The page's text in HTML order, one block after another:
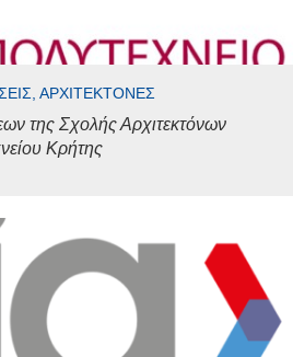
ΑΡΧΙΤΈΚΤΟΝΕΣ
της Σχολής Αρχιτεκτόνων
Κρήτης